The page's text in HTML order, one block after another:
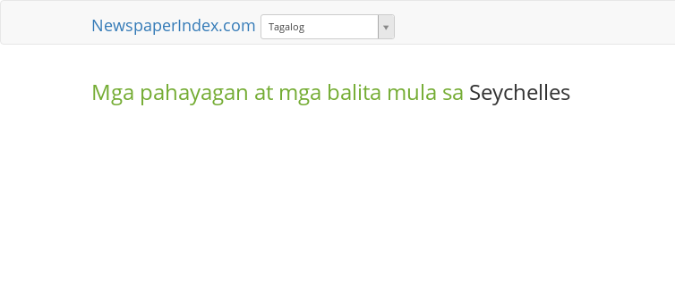
NewspaperIndex.com Tagalog
Mga pahayagan at mga balita mula sa Seychelles